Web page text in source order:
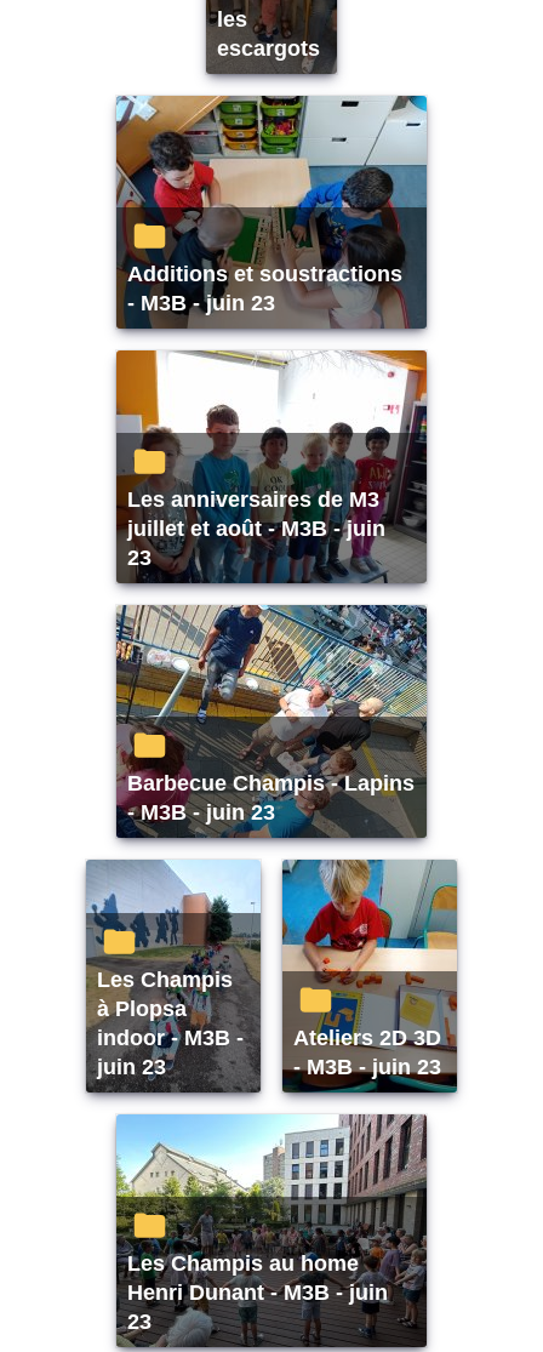
les
escargots
Additions et soustractions
- M3B - juin 23
Les anniversaires de M3
juillet et août - M3B - juin
23
Barbecue Champis - Lapins
- M3B - juin 23
Les Champis
à Plopsa
indoor - M3B -
juin 23
Ateliers 2D 3D
- M3B - juin 23
Les Champis au home
Henri Dunant - M3B - juin
23